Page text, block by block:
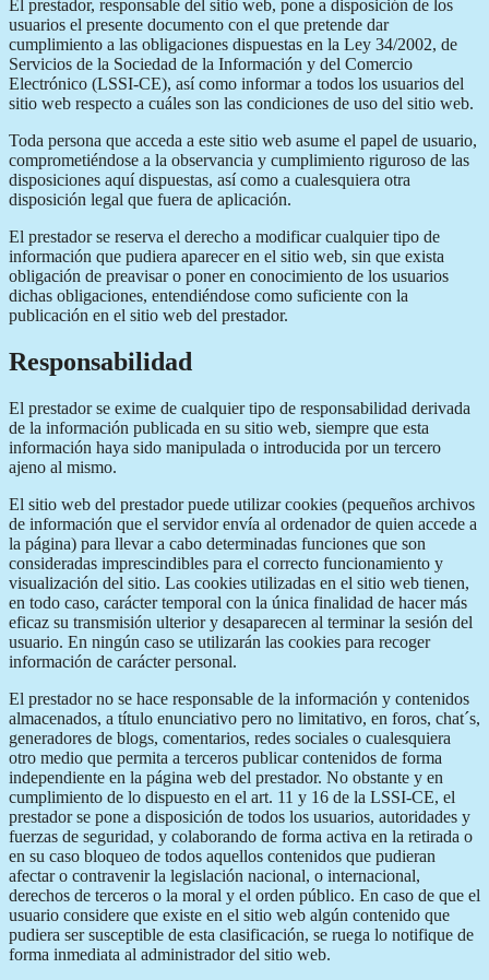
El prestador, responsable del sitio web, pone a disposición de los
usuarios el presente documento con el que pretende dar
cumplimiento a las obligaciones dispuestas en la Ley 34/2002, de
Servicios de la Sociedad de la Información y del Comercio
Electrónico (LSSI-CE), así como informar a todos los usuarios del
sitio web respecto a cuáles son las condiciones de uso del sitio web.
Toda persona que acceda a este sitio web asume el papel de usuario,
comprometiéndose a la observancia y cumplimiento riguroso de las
disposiciones aquí dispuestas, así como a cualesquiera otra
disposición legal que fuera de aplicación.
El prestador se reserva el derecho a modificar cualquier tipo de
información que pudiera aparecer en el sitio web, sin que exista
obligación de preavisar o poner en conocimiento de los usuarios
dichas obligaciones, entendiéndose como suficiente con la
publicación en el sitio web del prestador.
Responsabilidad
El prestador se exime de cualquier tipo de responsabilidad derivada
de la información publicada en su sitio web, siempre que esta
información haya sido manipulada o introducida por un tercero
ajeno al mismo.
El sitio web del prestador puede utilizar cookies (pequeños archivos
de información que el servidor envía al ordenador de quien accede a
la página) para llevar a cabo determinadas funciones que son
consideradas imprescindibles para el correcto funcionamiento y
visualización del sitio. Las cookies utilizadas en el sitio web tienen,
en todo caso, carácter temporal con la única finalidad de hacer más
eficaz su transmisión ulterior y desaparecen al terminar la sesión del
usuario. En ningún caso se utilizarán las cookies para recoger
información de carácter personal.
El prestador no se hace responsable de la información y contenidos
almacenados, a título enunciativo pero no limitativo, en foros, chat´s,
generadores de blogs, comentarios, redes sociales o cualesquiera
otro medio que permita a terceros publicar contenidos de forma
independiente en la página web del prestador. No obstante y en
cumplimiento de lo dispuesto en el art. 11 y 16 de la LSSI-CE, el
prestador se pone a disposición de todos los usuarios, autoridades y
fuerzas de seguridad, y colaborando de forma activa en la retirada o
en su caso bloqueo de todos aquellos contenidos que pudieran
afectar o contravenir la legislación nacional, o internacional,
derechos de terceros o la moral y el orden público. En caso de que el
usuario considere que existe en el sitio web algún contenido que
pudiera ser susceptible de esta clasificación, se ruega lo notifique de
forma inmediata al administrador del sitio web.